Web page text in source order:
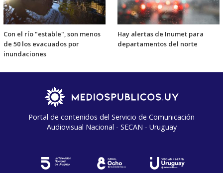
Con el río "estable", son menos
de 50 los evacuados por
inundaciones
Hay alertas de Inumet para
departamentos del norte
Portal de contenidos del Servicio de Comunicación
Audiovisual Nacional - SECAN - Uruguay